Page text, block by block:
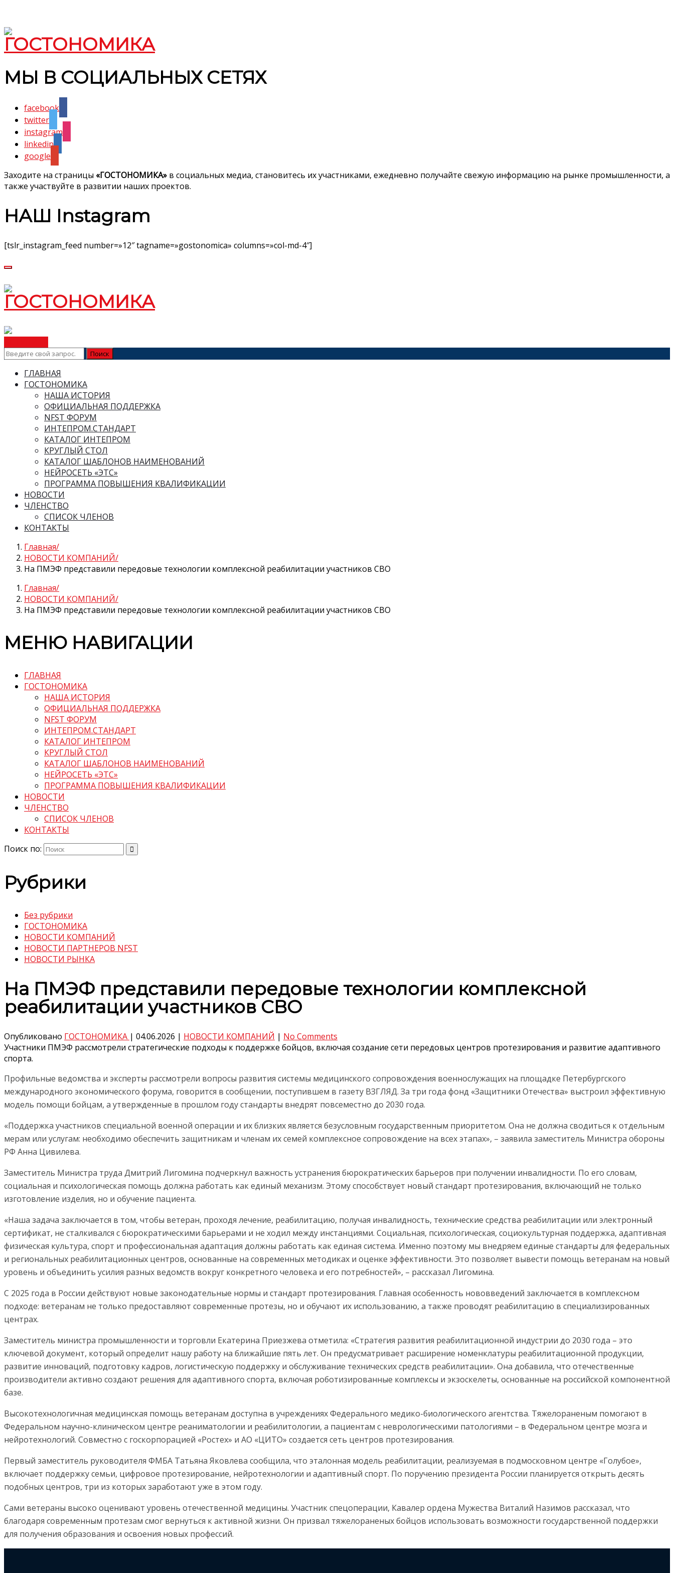
МЫ В СОЦИАЛЬНЫХ СЕТЯХ
facebook
twitter
instagram
linkedin
google
Заходите на страницы «ГОСТОНОМИКА» в социальных медиа, становитесь их участниками, ежедневно получайте свежую информацию на рынке промышленности, а
также участвуйте в развитии наших проектов.
НАШ Instagram
[tslr_instagram_feed number=»12″ tagname=»gostonomica» columns=»col-md-4″]
ГЛАВНАЯ
ГОСТОНОМИКА
НАША ИСТОРИЯ
ОФИЦИАЛЬНАЯ ПОДДЕРЖКА
NFST ФОРУМ
ИНТЕПРОМ.СТАНДАРТ
КАТАЛОГ ИНТЕПРОМ
КРУГЛЫЙ СТОЛ
КАТАЛОГ ШАБЛОНОВ НАИМЕНОВАНИЙ
НЕЙРОСЕТЬ «ЭТС»
ПРОГРАММА ПОВЫШЕНИЯ КВАЛИФИКАЦИИ
НОВОСТИ
ЧЛЕНСТВО
СПИСОК ЧЛЕНОВ
КОНТАКТЫ
Главная
НОВОСТИ КОМПАНИЙ
На ПМЭФ представили передовые технологии комплексной реабилитации участников СВО
Главная
НОВОСТИ КОМПАНИЙ
На ПМЭФ представили передовые технологии комплексной реабилитации участников СВО
МЕНЮ НАВИГАЦИИ
ГЛАВНАЯ
ГОСТОНОМИКА
НАША ИСТОРИЯ
ОФИЦИАЛЬНАЯ ПОДДЕРЖКА
NFST ФОРУМ
ИНТЕПРОМ.СТАНДАРТ
КАТАЛОГ ИНТЕПРОМ
КРУГЛЫЙ СТОЛ
КАТАЛОГ ШАБЛОНОВ НАИМЕНОВАНИЙ
НЕЙРОСЕТЬ «ЭТС»
ПРОГРАММА ПОВЫШЕНИЯ КВАЛИФИКАЦИИ
НОВОСТИ
ЧЛЕНСТВО
СПИСОК ЧЛЕНОВ
КОНТАКТЫ
Поиск по:
Рубрики
Без рубрики
ГОСТОНОМИКА
НОВОСТИ КОМПАНИЙ
НОВОСТИ ПАРТНЕРОВ NFST
НОВОСТИ РЫНКА
На ПМЭФ представили передовые технологии комплексной
реабилитации участников СВО
Опубликовано ГОСТОНОМИКА | 04.06.2026 | НОВОСТИ КОМПАНИЙ | No Comments
Участники ПМЭФ рассмотрели стратегические подходы к поддержке бойцов, включая создание сети передовых центров протезирования и развитие адаптивного
спорта.
Профильные ведомства и эксперты рассмотрели вопросы развития системы медицинского сопровождения военнослужащих на площадке Петербургского
международного экономического форума, говорится в сообщении, поступившем в газету ВЗГЛЯД. За три года фонд «Защитники Отечества» выстроил эффективную
модель помощи бойцам, а утвержденные в прошлом году стандарты внедрят повсеместно до 2030 года.
«Поддержка участников специальной военной операции и их близких является безусловным государственным приоритетом. Она не должна сводиться к отдельным
мерам или услугам: необходимо обеспечить защитникам и членам их семей комплексное сопровождение на всех этапах», – заявила заместитель Министра обороны
РФ Анна Цивилева.
Заместитель Министра труда Дмитрий Лигомина подчеркнул важность устранения бюрократических барьеров при получении инвалидности. По его словам,
социальная и психологическая помощь должна работать как единый механизм. Этому способствует новый стандарт протезирования, включающий не только
изготовление изделия, но и обучение пациента.
«Наша задача заключается в том, чтобы ветеран, проходя лечение, реабилитацию, получая инвалидность, технические средства реабилитации или электронный
сертификат, не сталкивался с бюрократическими барьерами и не ходил между инстанциями. Социальная, психологическая, социокультурная поддержка, адаптивная
физическая культура, спорт и профессиональная адаптация должны работать как единая система. Именно поэтому мы внедряем единые стандарты для федеральных
и региональных реабилитационных центров, основанные на современных методиках и оценке эффективности. Это позволяет вывести помощь ветеранам на новый
уровень и объединить усилия разных ведомств вокруг конкретного человека и его потребностей», – рассказал Лигомина.
С 2025 года в России действуют новые законодательные нормы и стандарт протезирования. Главная особенность нововведений заключается в комплексном
подходе: ветеранам не только предоставляют современные протезы, но и обучают их использованию, а также проводят реабилитацию в специализированных
центрах.
Заместитель министра промышленности и торговли Екатерина Приезжева отметила: «Стратегия развития реабилитационной индустрии до 2030 года – это
ключевой документ, который определит нашу работу на ближайшие пять лет. Он предусматривает расширение номенклатуры реабилитационной продукции,
развитие инноваций, подготовку кадров, логистическую поддержку и обслуживание технических средств реабилитации». Она добавила, что отечественные
производители активно создают решения для адаптивного спорта, включая роботизированные комплексы и экзоскелеты, основанные на российской компонентной
базе.
Высокотехнологичная медицинская помощь ветеранам доступна в учреждениях Федерального медико-биологического агентства. Тяжелораненым помогают в
Федеральном научно-клиническом центре реаниматологии и реабилитологии, а пациентам с неврологическими патологиями – в Федеральном центре мозга и
нейротехнологий. Совместно с госкорпорацией «Ростех» и АО «ЦИТО» создается сеть центров протезирования.
Первый заместитель руководителя ФМБА Татьяна Яковлева сообщила, что эталонная модель реабилитации, реализуемая в подмосковном центре «Голубое»,
включает поддержку семьи, цифровое протезирование, нейротехнологии и адаптивный спорт. По поручению президента России планируется открыть десять
подобных центров, три из которых заработают уже в этом году.
Сами ветераны высоко оценивают уровень отечественной медицины. Участник спецоперации, Кавалер ордена Мужества Виталий Назимов рассказал, что
благодаря современным протезам смог вернуться к активной жизни. Он призвал тяжелораненых бойцов использовать возможности государственной поддержки
для получения образования и освоения новых профессий.